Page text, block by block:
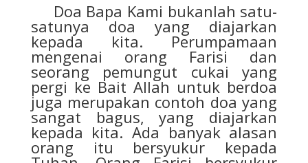
Doa Bapa Kami bukanlah satu-
satunya doa yang diajarkan
kepada kita. Perumpamaan
mengenai orang Farisi dan
seorang pemungut cukai yang
pergi ke Bait Allah untuk berdoa
juga merupakan contoh doa yang
sangat bagus, yang diajarkan
kepada kita. Ada banyak alasan
orang itu bersyukur kepada